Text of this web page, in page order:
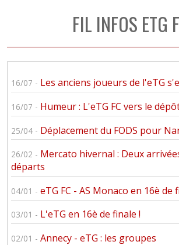
FIL INFOS ETG
16/07 - Les anciens joueurs de l'eTG
16/07 - Humeur : L'eTG FC vers le
25/04 - Déplacement du FODS pour
26/02 - Mercato hivernal : Deux
départs
04/01 - eTG FC - AS Monaco en 16è de
03/01 - L'eTG en 16è de finale !
02/01 - Annecy - eTG : les groupes